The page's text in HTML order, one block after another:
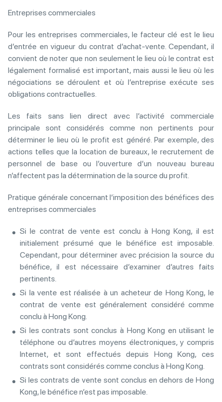
Entreprises commerciales
Pour les entreprises commerciales, le facteur clé est le lieu
d’entrée en vigueur du contrat d’achat-vente. Cependant, il
convient de noter que non seulement le lieu où le contrat est
légalement formalisé est important, mais aussi le lieu où les
négociations se déroulent et où l’entreprise exécute ses
obligations contractuelles.
Les faits sans lien direct avec l’activité commerciale
principale sont considérés comme non pertinents pour
déterminer le lieu où le profit est généré. Par exemple, des
actions telles que la location de bureaux, le recrutement de
personnel de base ou l’ouverture d’un nouveau bureau
n’affectent pas la détermination de la source du profit.
Pratique générale concernant l’imposition des bénéfices des
entreprises commerciales
Si le contrat de vente est conclu à Hong Kong, il est
initialement présumé que le bénéfice est imposable.
Cependant, pour déterminer avec précision la source du
bénéfice, il est nécessaire d’examiner d’autres faits
pertinents.
Si la vente est réalisée à un acheteur de Hong Kong, le
contrat de vente est généralement considéré comme
conclu à Hong Kong.
Si les contrats sont conclus à Hong Kong en utilisant le
téléphone ou d’autres moyens électroniques, y compris
Internet, et sont effectués depuis Hong Kong, ces
contrats sont considérés comme conclus à Hong Kong.
Si les contrats de vente sont conclus en dehors de Hong
Kong, le bénéfice n’est pas imposable.